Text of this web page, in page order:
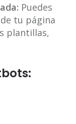
Puedes
tu página
plantillas,